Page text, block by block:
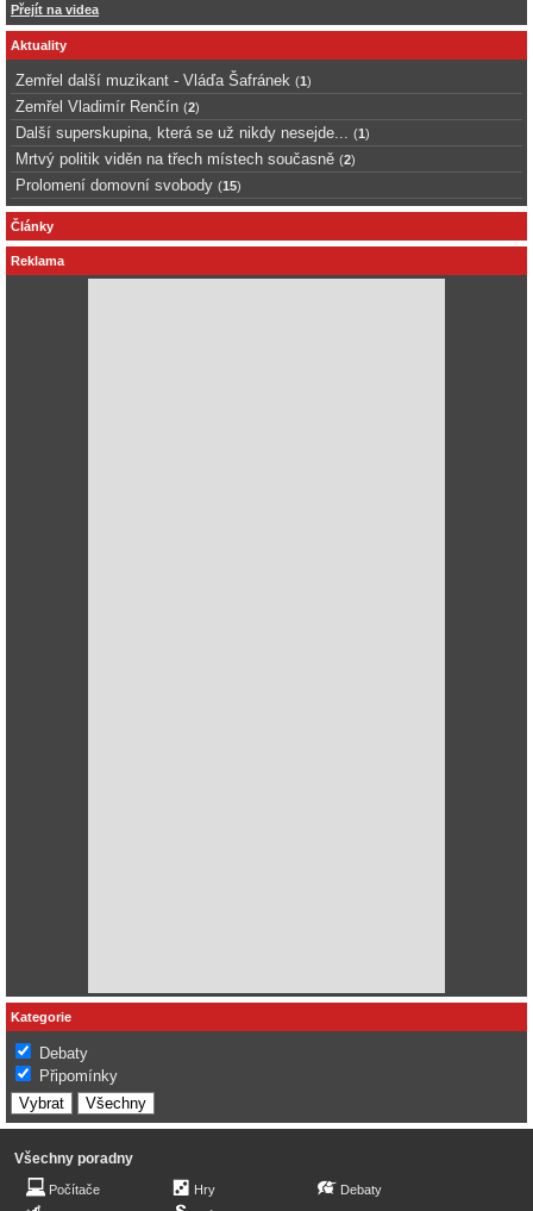
Přejít na videa
Aktuality
Zemřel další muzikant - Vláďa Šafránek (1)
Zemřel Vladimír Renčín (2)
Další superskupina, která se už nikdy nesejde... (1)
Mrtvý politik viděn na třech místech současně (2)
Prolomení domovní svobody (15)
Články
Reklama
Kategorie
Debaty
Připomínky
Všechny poradny
Počítače
Hry
Debaty